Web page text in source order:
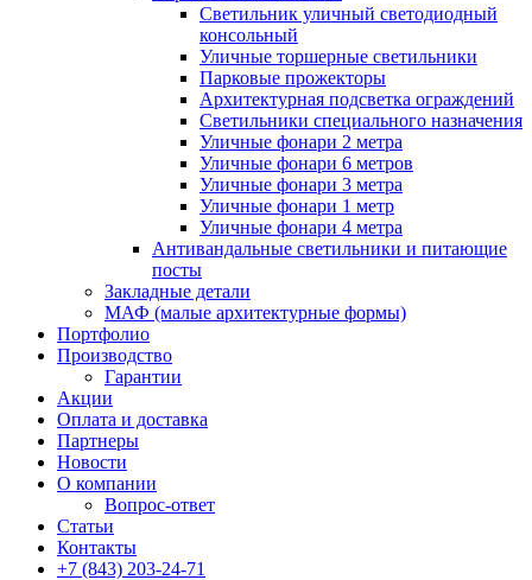
Светильник уличный светодиодный
консольный
Уличные торшерные светильники
Парковые прожекторы
Архитектурная подсветка ограждений
Светильники специального назначения
Уличные фонари 2 метра
Уличные фонари 6 метров
Уличные фонари 3 метра
Уличные фонари 1 метр
Уличные фонари 4 метра
Антивандальные светильники и питающие
посты
Закладные детали
МАФ (малые архитектурные формы)
Портфолио
Производство
Гарантии
Акции
Оплата и доставка
Партнеры
Новости
О компании
Вопрос-ответ
Статьи
Контакты
+7 (843) 203-24-71